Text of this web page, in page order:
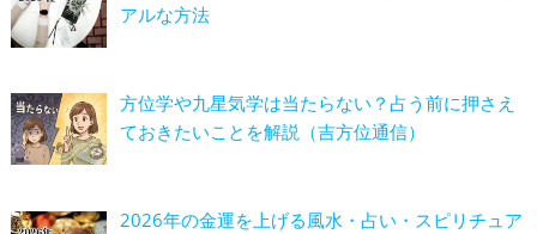
アルな方法
方位学や九星気学は当たらない？占う前に押さえ
ておきたいことを解説（吉方位通信）
2026年の金運を上げる風水・占い・スピリチュア